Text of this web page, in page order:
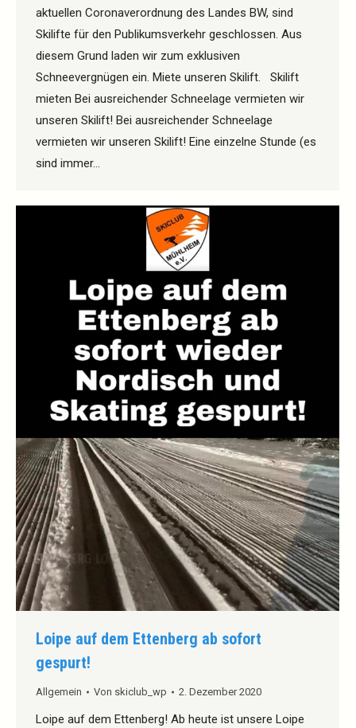
aktuellen Coronaverordnung des Landes BW, sind
Skilifte für den Publikumsverkehr geschlossen. Aus
diesem Grund laden wir zum exklusiven
Schneevergnügen ein. Miete unseren Skilift. Skilift
mieten Bei ausreichender Schneelage vermieten wir
unseren Skilift! Bei ausreichender Schneelage
vermieten wir unseren Skilift! Eine einzelne Stunde (es
sind immer…
Loipe auf dem Ettenberg ab sofort
gespurt!
Allgemein Von skiclub_wp 2. Dezember 2020
Loipe auf dem Ettenberg! Ab heute ist unsere Loipe